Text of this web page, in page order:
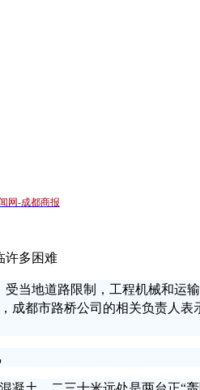
网-成都商报
许多困难
当地道路限制，工程机械和运
成都市路桥公司的相关负责人